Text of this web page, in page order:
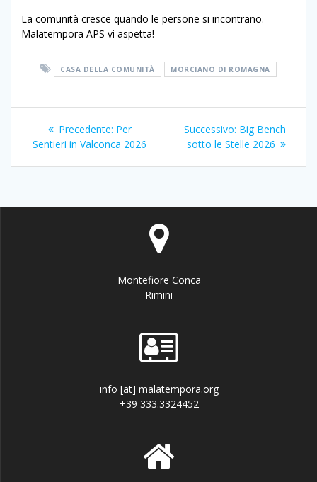
La comunità cresce quando le persone si incontrano.
Malatempora APS vi aspetta!
CASA DELLA COMUNITÀ MORCIANO DI ROMAGNA
Navigazione
articoli
Precedente: Articolo
precedente:
Per
Sentieri in Valconca 2026
Successivo: Articolo
successivo:
Big Bench
sotto le Stelle 2026
Montefiore Conca
Rimini
info [at] malatempora.org
+39 333.3324452